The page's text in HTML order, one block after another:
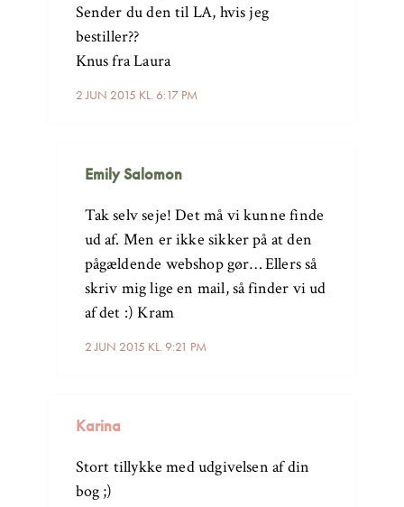
2 JUN 2015 KL. 6:17 PM
Sender du den til LA, hvis jeg
bestiller??
Knus fra Laura
Emily Salomon
2 JUN 2015 KL. 9:21 PM
Tak selv seje! Det må vi kunne finde
ud af. Men er ikke sikker på at den
pågældende webshop gør… Ellers så
skriv mig lige en mail, så finder vi ud
af det :) Kram
Karina
Stort tillykke med udgivelsen af din
bog ;)